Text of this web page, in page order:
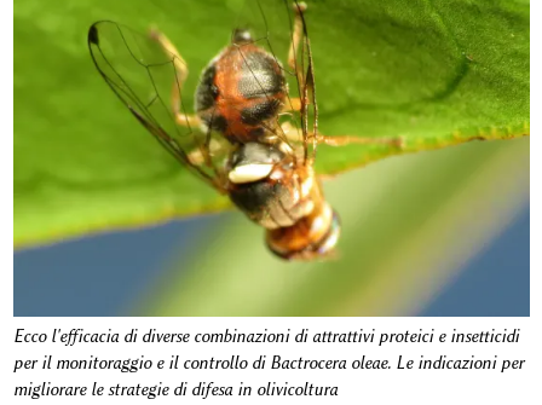
Ecco l'efficacia di diverse combinazioni di attrattivi proteici e insetticidi
per il monitoraggio e il controllo di Bactrocera oleae. Le indicazioni per
migliorare le strategie di difesa in olivicoltura